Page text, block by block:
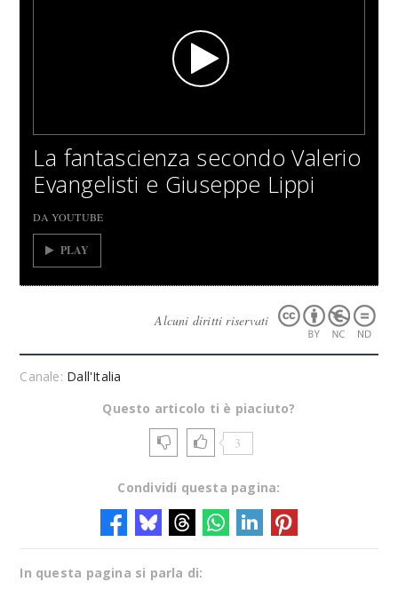
La fantascienza secondo Valerio
Evangelisti e Giuseppe Lippi
DA YOUTUBE
PLAY
Alcuni diritti riservati
Canale: Dall'Italia
Questo articolo ti è piaciuto?
3
Condividi questa pagina:
In questa pagina si parla di: